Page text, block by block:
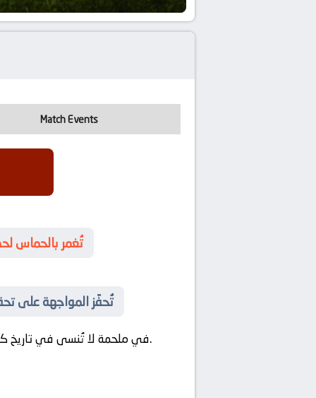
Match Events
⚡ تُغمر
👟 تُحفّز المواجهة على
في ملحمة لا تُنسى في تاريخفي مواجهة صراع كروي يشعل الشغف ويدفع الحدود الفنية.